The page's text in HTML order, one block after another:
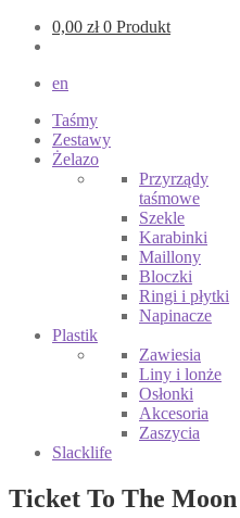
0,00 zł 0 Produkt
en
Taśmy
Zestawy
Żelazo
Przyrządy
taśmowe
Szekle
Karabinki
Maillony
Bloczki
Ringi i płytki
Napinacze
Plastik
Zawiesia
Liny i lonże
Osłonki
Akcesoria
Zaszycia
Slacklife
Ticket To The